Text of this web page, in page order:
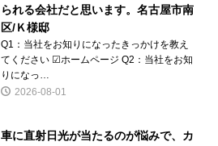
られる会社だと思います。名古屋市南
区/Ｋ様邸
Q1：当社をお知りになったきっかけを教え
てください ☑ホームページ Q2：当社をお知
りになっ…
2026-08-01
車に直射日光が当たるのが悩みで、カ